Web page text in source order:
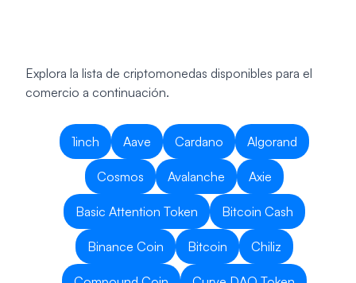
Explora la lista de criptomonedas disponibles para el
comercio a continuación.
1inch Aave Cardano Algorand
Cosmos Avalanche Axie
Basic Attention Token Bitcoin Cash
Binance Coin Bitcoin Chiliz